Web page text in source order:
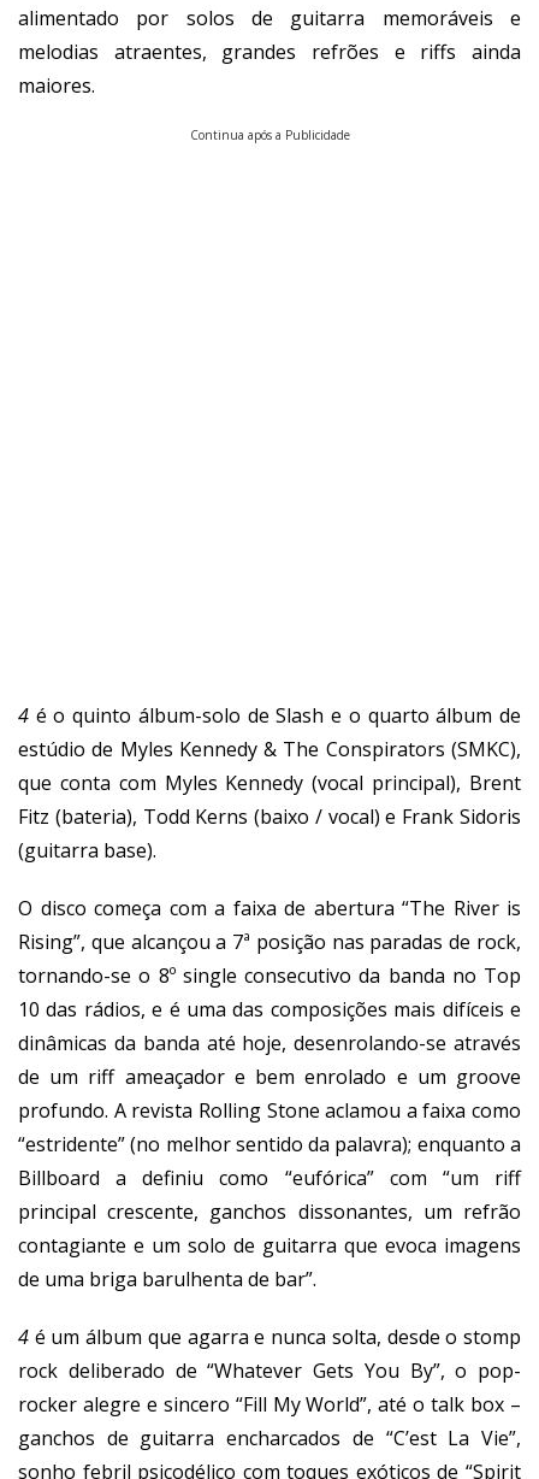
alimentado por solos de guitarra memoráveis e
melodias atraentes, grandes refrões e riffs ainda
maiores.
Continua após a Publicidade
4 é o quinto álbum-solo de Slash e o quarto álbum de
estúdio de Myles Kennedy & The Conspirators (SMKC),
que conta com Myles Kennedy (vocal principal), Brent
Fitz (bateria), Todd Kerns (baixo / vocal) e Frank Sidoris
(guitarra base).
O disco começa com a faixa de abertura “The River is
Rising”, que alcançou a 7ª posição nas paradas de rock,
tornando-se o 8º single consecutivo da banda no Top
10 das rádios, e é uma das composições mais difíceis e
dinâmicas da banda até hoje, desenrolando-se através
de um riff ameaçador e bem enrolado e um groove
profundo. A revista Rolling Stone aclamou a faixa como
“estridente” (no melhor sentido da palavra); enquanto a
Billboard a definiu como “eufórica” com “um riff
principal crescente, ganchos dissonantes, um refrão
contagiante e um solo de guitarra que evoca imagens
de uma briga barulhenta de bar”.
4 é um álbum que agarra e nunca solta, desde o stomp
rock deliberado de “Whatever Gets You By”, o pop-
rocker alegre e sincero “Fill My World”, até o talk box –
ganchos de guitarra encharcados de “C’est La Vie”,
sonho febril psicodélico com toques exóticos de “Spirit